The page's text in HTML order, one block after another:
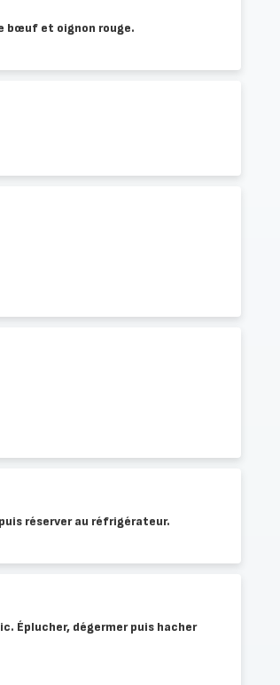
bœuf et oignon rouge.
réserver au réfrigérateur.
Éplucher, dégermer puis hacher